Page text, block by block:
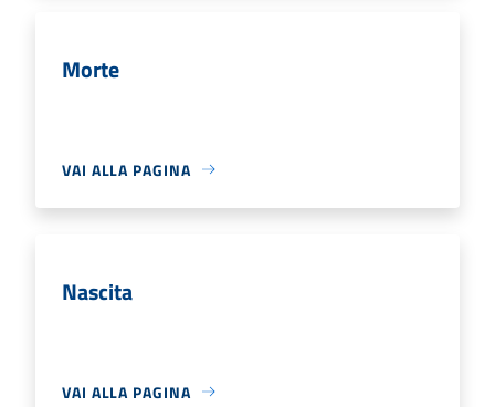
Morte
VAI ALLA PAGINA
Nascita
VAI ALLA PAGINA